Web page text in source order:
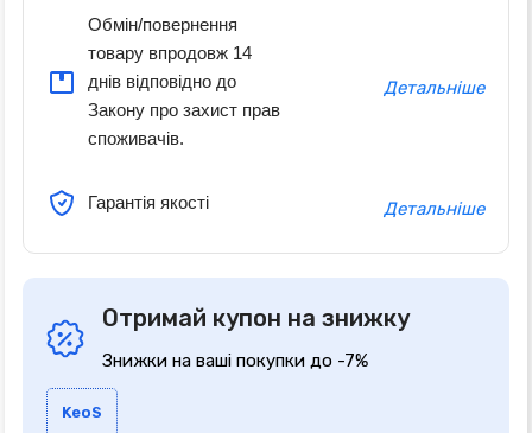
Обмін/повернення
товару впродовж 14
днів відповідно до
Закону про захист прав
споживачів.
Детальніше
Гарантія якості Детальніше
Отримай купон на знижку
Знижки на ваші покупки до -7%
KeoS